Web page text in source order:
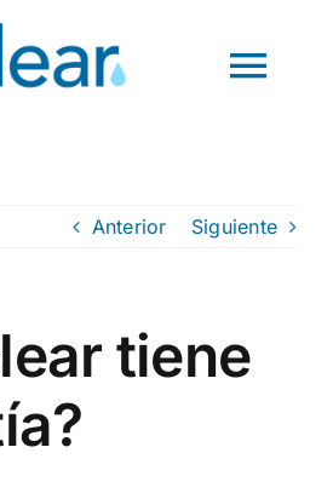
Anterior Siguiente
tiene